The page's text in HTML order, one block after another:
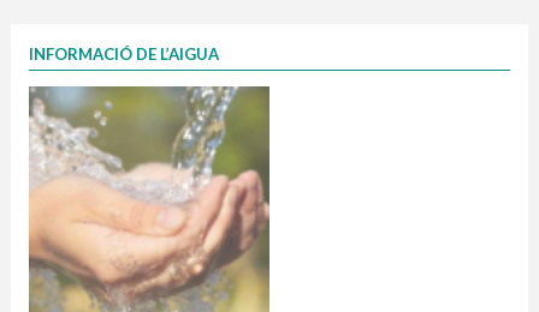
INFORMACIÓ DE L’AIGUA